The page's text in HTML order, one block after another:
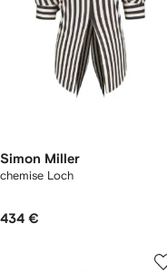
Simon Miller
chemise Loch
434 €